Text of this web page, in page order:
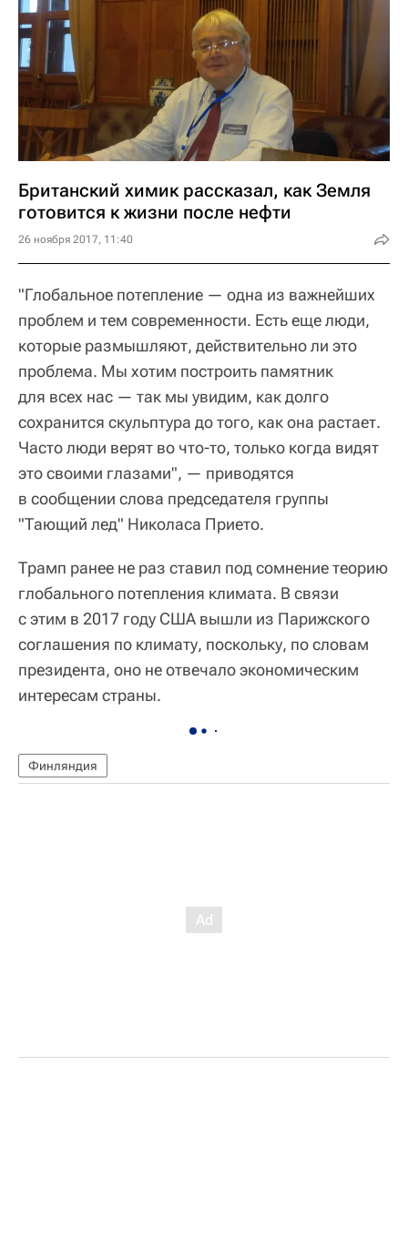
Британский химик рассказал, как Земля
готовится к жизни после нефти
26 ноября 2017, 11:40
"Глобальное потепление — одна из важнейших
проблем и тем современности. Есть еще люди,
которые размышляют, действительно ли это
проблема. Мы хотим построить памятник
для всех нас — так мы увидим, как долго
сохранится скульптура до того, как она растает.
Часто люди верят во что-то, только когда видят
это своими глазами", — приводятся
в сообщении слова председателя группы
"Тающий лед" Николаса Прието.
Трамп ранее не раз ставил под сомнение теорию
глобального потепления климата. В связи
с этим в 2017 году США вышли из Парижского
соглашения по климату, поскольку, по словам
президента, оно не отвечало экономическим
интересам страны.
Финляндия